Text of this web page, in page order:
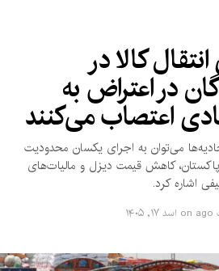
کالا در
در اعتراض به
اعتصاب می‌کنند
می‌توان به اجرای یکسان محدودیت
کاهش قیمت دیزل و مالیات‌های
اشاره کرد.
on اسد ۱۷, ۱۴۰۵